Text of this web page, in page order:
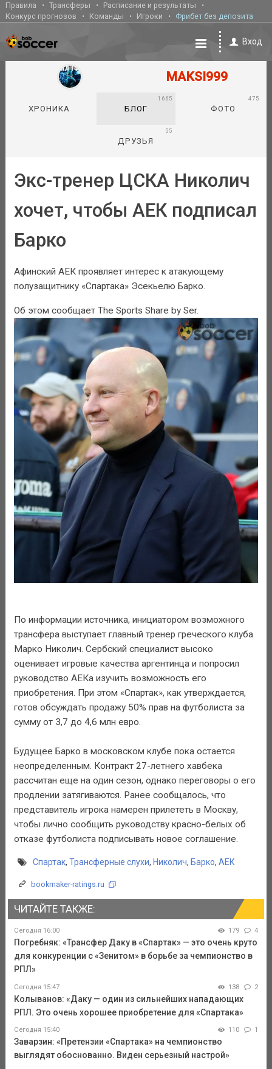
Правила Трансферы
Расписание и результаты
Конкурс прогнозов
Команды Игроки Фрибет без депозита
Вход
MAKSI999
ХРОНИКА БЛОГ
1665
ФОТО
475
ДРУЗЬЯ
55
Экс-тренер ЦСКА Николич
хочет, чтобы АЕК подписал
Барко
Афинский АЕК проявляет интерес к атакующему
полузащитнику «Спартака» Эсекьелю Барко.
Об этом сообщает The Sports Share by Ser.
По информации источника, инициатором возможного
трансфера выступает главный тренер греческого клуба
Марко Николич. Сербский специалист высоко
оценивает игровые качества аргентинца и попросил
руководство АЕКа изучить возможность его
приобретения. При этом «Спартак», как утверждается,
готов обсуждать продажу 50% прав на футболиста за
сумму от 3,7 до 4,6 млн евро.
Будущее Барко в московском клубе пока остается
неопределенным. Контракт 27-летнего хавбека
рассчитан еще на один сезон, однако переговоры о его
продлении затягиваются. Ранее сообщалось, что
представитель игрока намерен прилететь в Москву,
чтобы лично сообщить руководству красно-белых об
отказе футболиста подписывать новое соглашение.
Спартак, Трансферные слухи, Николич, Барко, АЕК
bookmaker-ratings.ru
ЧИТАЙТЕ ТАКЖЕ:
Сегодня 16:00 179 4
Погребняк: «Трансфер Даку в «Спартак» — это очень круто
для конкуренции с «Зенитом» в борьбе за чемпионство в
РПЛ»
Сегодня 15:47 138 2
Колыванов: «Даку — один из сильнейших нападающих
РПЛ. Это очень хорошее приобретение для «Спартака»
Сегодня 15:40 110 1
Заварзин: «Претензии «Спартака» на чемпионство
выглядят обоснованно. Виден серьезный настрой»